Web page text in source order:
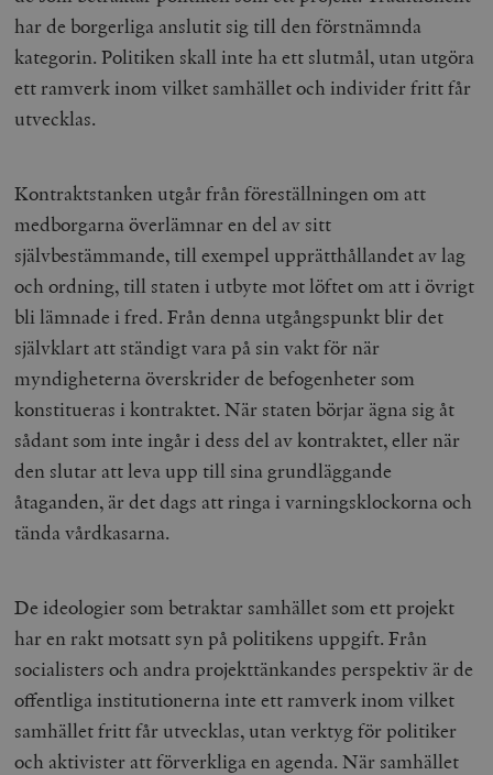
har de borgerliga anslutit sig till den förstnämnda
kategorin. Politiken skall inte ha ett slutmål, utan utgöra
ett ramverk inom vilket samhället och individer fritt får
utvecklas.
Kontraktstanken utgår från föreställningen om att
medborgarna överlämnar en del av sitt
självbestämmande, till exempel upprätthållandet av lag
och ordning, till staten i utbyte mot löftet om att i övrigt
bli lämnade i fred. Från denna utgångspunkt blir det
självklart att ständigt vara på sin vakt för när
myndigheterna överskrider de befogenheter som
konstitueras i kontraktet. När staten börjar ägna sig åt
sådant som inte ingår i dess del av kontraktet, eller när
den slutar att leva upp till sina grundläggande
åtaganden, är det dags att ringa i varningsklockorna och
tända vårdkasarna.
De ideologier som betraktar samhället som ett projekt
har en rakt motsatt syn på politikens uppgift. Från
socialisters och andra projekttänkandes perspektiv är de
offentliga institutionerna inte ett ramverk inom vilket
samhället fritt får utvecklas, utan verktyg för politiker
och aktivister att förverkliga en agenda. När samhället